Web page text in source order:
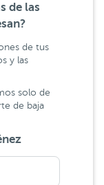
de las
de tus
y las
solo de
de baja